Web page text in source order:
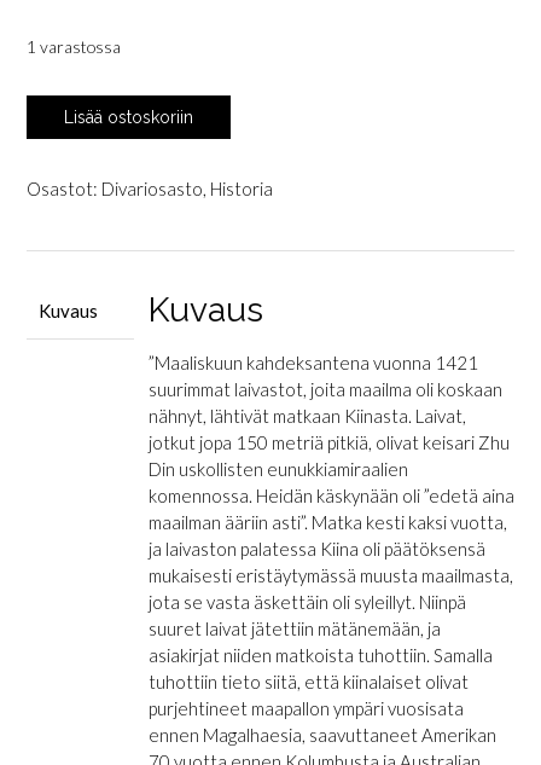
1 varastossa
Menzies,
Gavin:
-
määrä
Lisää ostoskoriin
Osastot: Divariosasto, Historia
Kuvaus Kuvaus
”Maaliskuun kahdeksantena vuonna 1421
suurimmat laivastot, joita maailma oli koskaan
nähnyt, lähtivät matkaan Kiinasta. Laivat,
jotkut jopa 150 metriä pitkiä, olivat keisari Zhu
Din uskollisten eunukkiamiraalien
komennossa. Heidän käskynään oli ”edetä aina
maailman ääriin asti”. Matka kesti kaksi vuotta,
ja laivaston palatessa Kiina oli päätöksensä
mukaisesti eristäytymässä muusta maailmasta,
jota se vasta äskettäin oli syleillyt. Niinpä
suuret laivat jätettiin mätänemään, ja
asiakirjat niiden matkoista tuhottiin. Samalla
tuhottiin tieto siitä, että kiinalaiset olivat
purjehtineet maapallon ympäri vuosisata
ennen Magalhaesia, saavuttaneet Amerikan